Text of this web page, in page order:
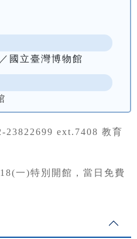
國立臺灣博物館
23822699 ext.7408 教育
一)特別開館，當日免費